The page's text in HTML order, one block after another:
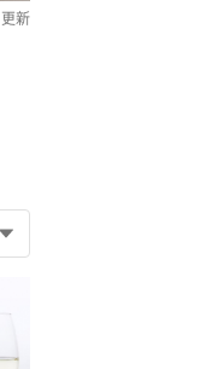
更新